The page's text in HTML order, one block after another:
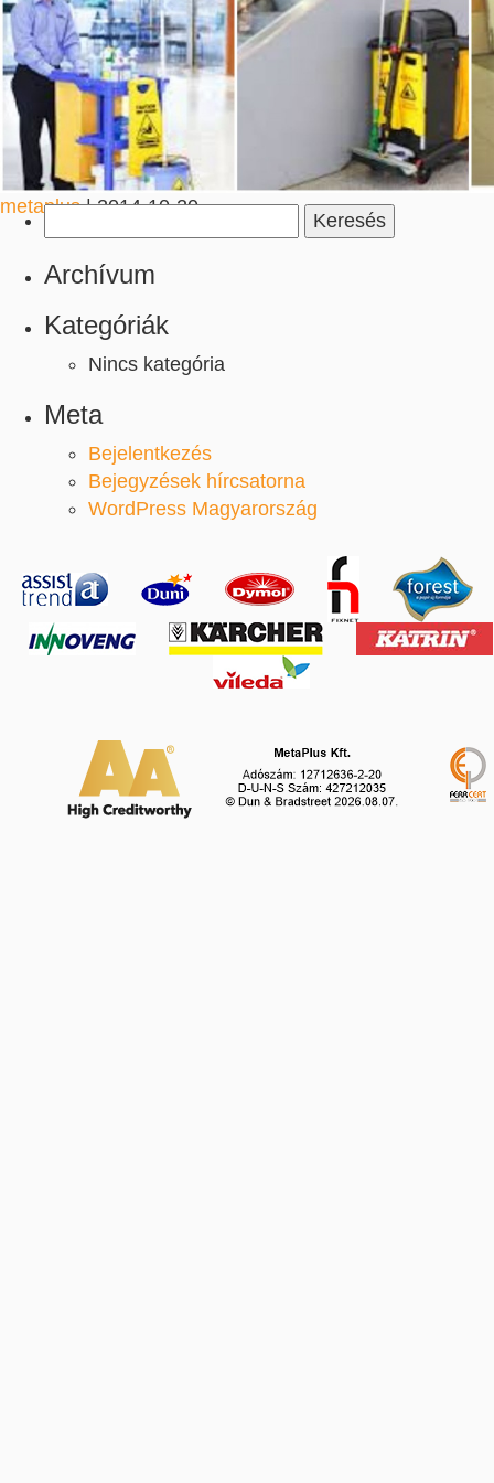
takarítása
metaplus |2014-10-20
Keresés:
Archívum
Kategóriák
Nincs kategória
Meta
Bejelentkezés
Bejegyzések hírcsatorna
WordPress Magyarország